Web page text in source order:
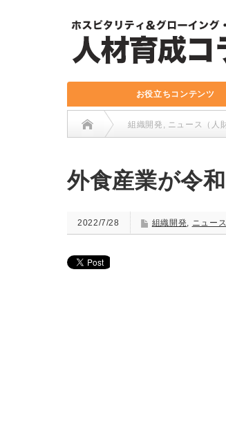
お役立ちコンテンツ
組織開発 , ニュース（人
外食産業が令
2022/7/28 組織開発, ニュー